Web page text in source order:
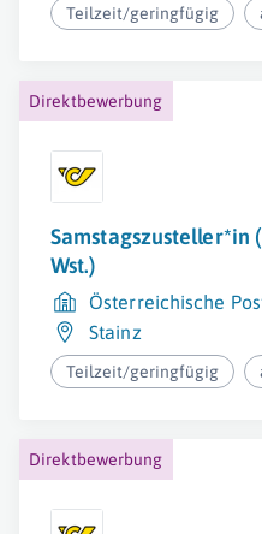
Teilzeit/geringfügig
Direktbewerbung
Samstagszusteller*in
Wst.)
Österreichische
Stainz
Teilzeit/geringfügig
Direktbewerbung